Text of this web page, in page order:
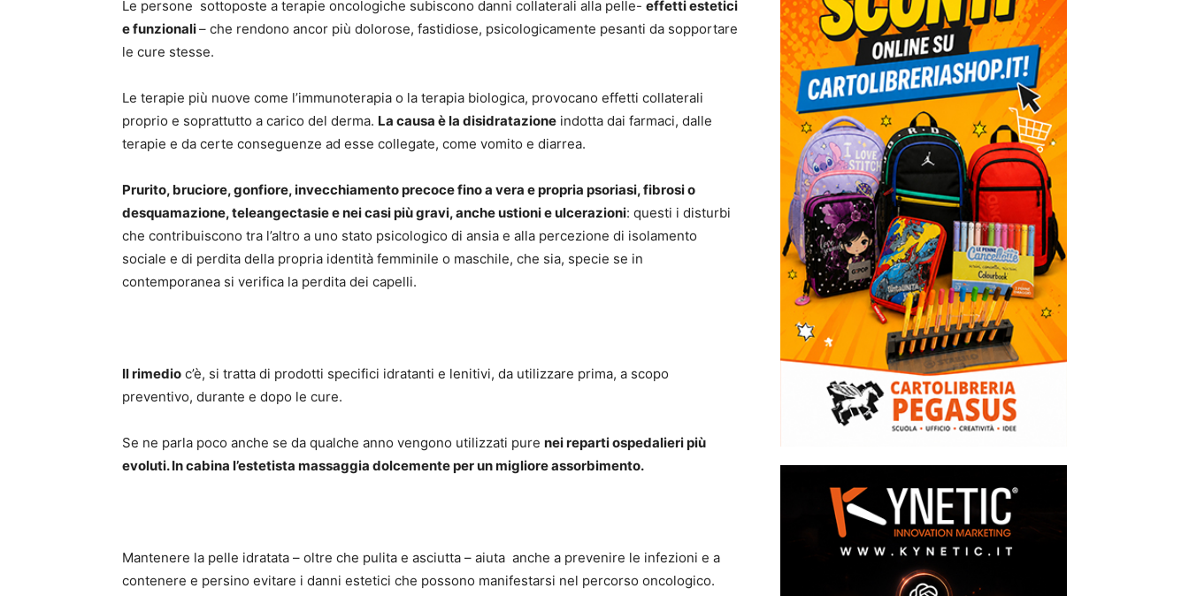
Le persone sottoposte a terapie oncologiche subiscono danni collaterali alla pelle- effetti estetici
e funzionali– che rendono ancor più dolorose, fastidiose, psicologicamente pesanti da sopportare
le cure stesse.
Le terapie più nuove come l’immunoterapia o la terapia biologica, provocano effetti collaterali
proprio e soprattutto a carico del derma. La causa è la disidratazione indotta dai farmaci, dalle
terapie e da certe conseguenze ad esse collegate, come vomito e diarrea.
Prurito, bruciore, gonfiore, invecchiamento precoce fino a vera e propria psoriasi,fibrosi o
desquamazione, teleangectasie e nei casi più gravi, anche ustioni e ulcerazioni: questi i disturbi
che contribuiscono tra l’altro a uno stato psicologico di ansia e alla percezione di isolamento
sociale e di perdita della propria identità femminile o maschile, che sia, specie se in
contemporanea si verifica la perdita dei capelli.
Il rimedio c’è, si tratta di prodotti specifici idratanti e lenitivi, da utilizzare prima, a scopo
preventivo, durante e dopo le cure.
Se ne parla poco anche se da qualche anno vengono utilizzati pure nei reparti ospedalieri più
evoluti. In cabina l’estetista massaggia dolcemente per un migliore assorbimento.
Mantenere la pelle idratata – oltre che pulita e asciutta – aiuta anche a prevenire le infezioni e a
contenere e persino evitare i danni estetici che possono manifestarsi nel percorso oncologico.